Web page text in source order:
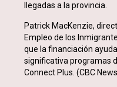
llegadas a la provincia.
Patrick MacKenzie,
Empleo de los
que la financiación
significativa programas
Connect Plus. (CBC